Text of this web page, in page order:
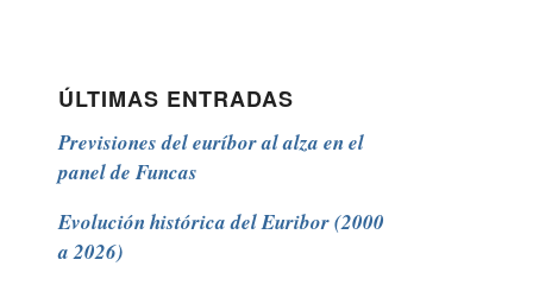
ÚLTIMAS ENTRADAS
Previsiones del euríbor al alza en el
panel de Funcas
Evolución histórica del Euribor (2000
a 2026)